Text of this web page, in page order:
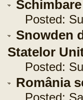
Posted:
Snowden
Statelor
Posted:
România